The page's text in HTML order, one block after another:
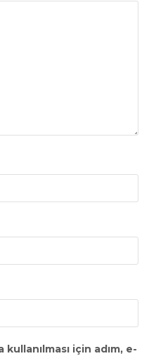
için adım, e-